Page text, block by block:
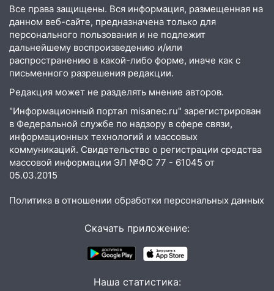
днем 6 августа: список АЗС
10:16 Внимание! В Ульяновской области
объявлена ракетная опасность
10:00 В Старомайнском районе утонул
51-летний мужчина
09:50
застрял в тепловозе
09:44 Ульяновские спасатели помогли
юному велосипедисту на улице
Чернышевского
велосипеда
В Ульяновск идет
тридцатиградусная жара: какая будет
погода в четверг
юристы помогли женщине засудить УК
Все права защищены. Вся информация, размещенная на
данном веб-сайте, предназначена только для
персонального пользования и не подлежит
дальнейшему воспроизведению и/или
распространению в какой-либо форме, иначе как с
письменного разрешения редакции.
Редакция может не разделять мнение авторов.
"Информационный портал misanec.ru" зарегистрирован
в Федеральной службе по надзору в сфере связи,
информационных технологий и массовых
коммуникаций. Свидетельство о регистрации средства
массовой информации ЭЛ №ФС 77 - 61045 от
05.03.2015
Политика в отношении обработки персональных данных
Скачать приложение:
Наша статистика: